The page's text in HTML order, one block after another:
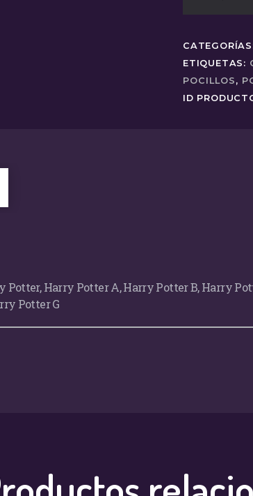
ETIQUETAS:
POCILLOS ,
ID
Potter, Harry Potter A, Harry Potter B, Harry
Potter G